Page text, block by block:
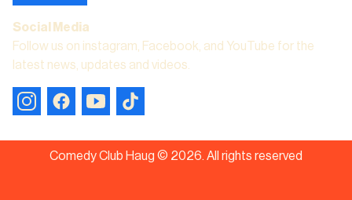
Social Media
Follow us on instagram, Facebook, and YouTube for the
latest news, updates and videos.
Comedy Club Haug © 2026. All rights reserved